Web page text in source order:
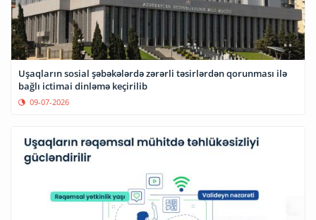
Uşaqların sosial şəbəkələrdə zərərli təsirlərdən qorunması ilə
bağlı ictimai dinləmə keçirilib
09-07-2026